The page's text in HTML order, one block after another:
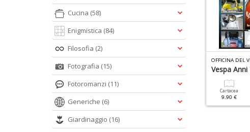
Digitale
5.90 €
SCHUMACHER
Vespa Anni
Cartacea
9.90 €
Cucina (58)
Enigmistica (84)
Filosofia (2)
Fotografia (15)
Fotoromanzi (11)
Generiche (6)
Giardinaggio (16)